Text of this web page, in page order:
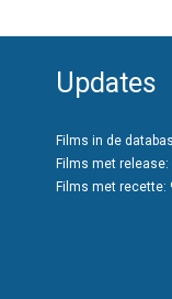
Updates
Films in de
Films met release:
Films met recette: